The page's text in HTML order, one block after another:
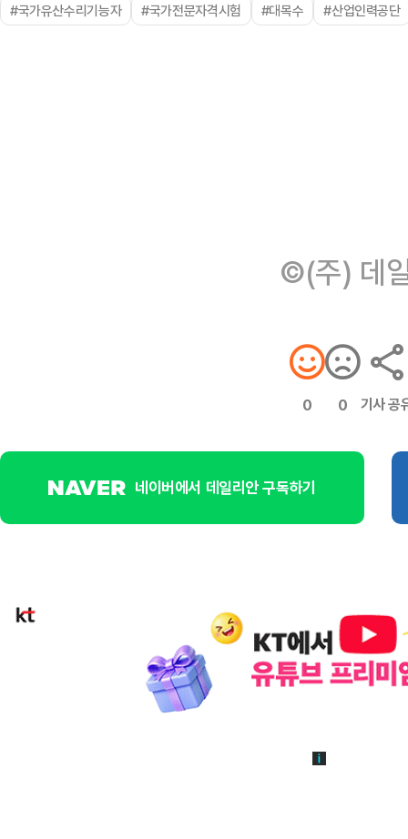
#국가유산수리기능자 #국가전문자격시험 #대목수 #산업인력공단
©(주) 데
0 0 기사 공
네이버에서 데일리안 구독하기